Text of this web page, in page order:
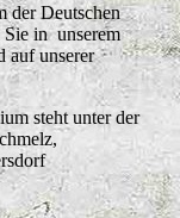
der Deutschen
Sie in unserem
auf unserer
steht unter der